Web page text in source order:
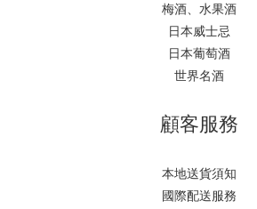
梅酒、水果酒
日本威士忌
日本葡萄酒
世界名酒
顧客服務
本地送貨須知
國際配送服務